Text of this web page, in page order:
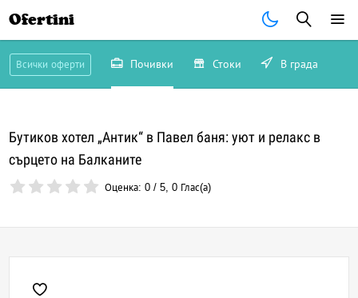
Ofertini
Всички оферти Почивки Стоки В града
Бутиков хотел „Антик“ в Павел баня: уют и релакс в
сърцето на Балканите
Оценка:0 /5,0 Глас(а)